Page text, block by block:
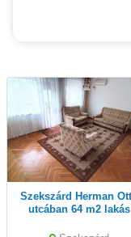
Szekszárd Herman Ottó
utcában 64 m2 lakás